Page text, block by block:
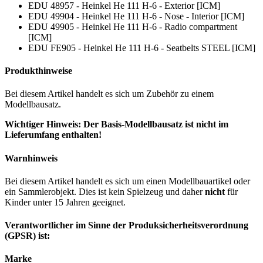
EDU 48957 - Heinkel He 111 H-6 - Exterior [ICM]
EDU 49904 - Heinkel He 111 H-6 - Nose - Interior [ICM]
EDU 49905 - Heinkel He 111 H-6 - Radio compartment
[ICM]
EDU FE905 - Heinkel He 111 H-6 - Seatbelts STEEL [ICM]
Produkthinweise
Bei diesem Artikel handelt es sich um Zubehör zu einem
Modellbausatz.
Wichtiger Hinweis: Der Basis-Modellbausatz ist nicht im
Lieferumfang enthalten!
Warnhinweis
Bei diesem Artikel handelt es sich um einen Modellbauartikel oder
ein Sammlerobjekt. Dies ist kein Spielzeug und dahernicht für
Kinder unter 15 Jahren geeignet.
Verantwortlicher im Sinne der Produksicherheitsverordnung
(GPSR) ist:
Marke